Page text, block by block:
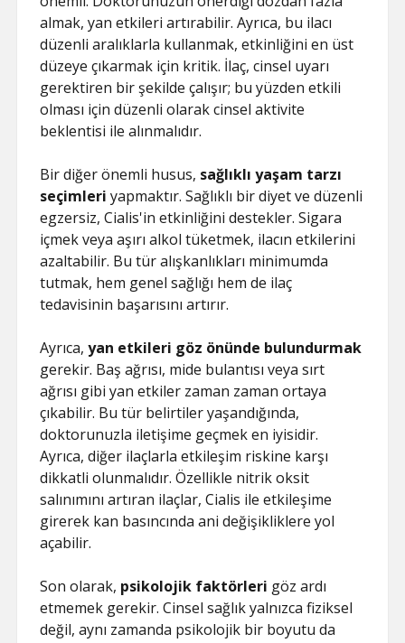
TWITTER PROFIL FOTO
almak, yan etkileri artırabilir. Ayrıca, bu ilacı
düzenli aralıklarla kullanmak, etkinliğini en üst
düzeye çıkarmak için kritik. İlaç, cinsel uyarı
gerektiren bir şekilde çalışır; bu yüzden etkili
olması için düzenli olarak cinsel aktivite
beklentisi ile alınmalıdır.
Bir diğer önemli husus, sağlıklı yaşam tarzı
seçimleri yapmaktır. Sağlıklı bir diyet ve düzenli
egzersiz, Cialis'in etkinliğini destekler. Sigara
içmek veya aşırı alkol tüketmek, ilacın etkilerini
azaltabilir. Bu tür alışkanlıkları minimumda
tutmak, hem genel sağlığı hem de ilaç
tedavisinin başarısını artırır.
Ayrıca,yan etkileri göz önünde bulundurmak
gerekir. Baş ağrısı, mide bulantısı veya sırt
ağrısı gibi yan etkiler zaman zaman ortaya
çıkabilir. Bu tür belirtiler yaşandığında,
doktorunuzla iletişime geçmek en iyisidir.
Ayrıca, diğer ilaçlarla etkileşim riskine karşı
dikkatli olunmalıdır. Özellikle nitrik oksit
salınımını artıran ilaçlar, Cialis ile etkileşime
girerek kan basıncında ani değişikliklere yol
açabilir.
Son olarak, psikolojik faktörleri göz ardı
etmemek gerekir. Cinsel sağlık yalnızca fiziksel
değil, aynı zamanda psikolojik bir boyutu da